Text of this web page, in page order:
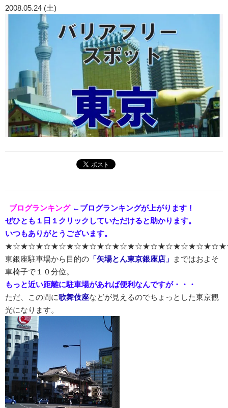
2008.05.24 (土)
ブログランキング ←ブログランキングが上がります！
ぜひとも１日１クリックしていただけると助かります。
いつもありがとうございます。
東銀座駐車場から目的の 「矢場とん東京銀座店」
まではおよそ
車椅子で１０分位。
もっと近い距離に駐車場があれば便利なんですが・・・
ただ、この間に歌舞伎座などが見えるのでちょっとした東京観
光になります。